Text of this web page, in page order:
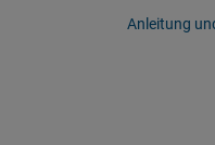
Anleitung